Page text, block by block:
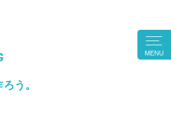
う。
MENU